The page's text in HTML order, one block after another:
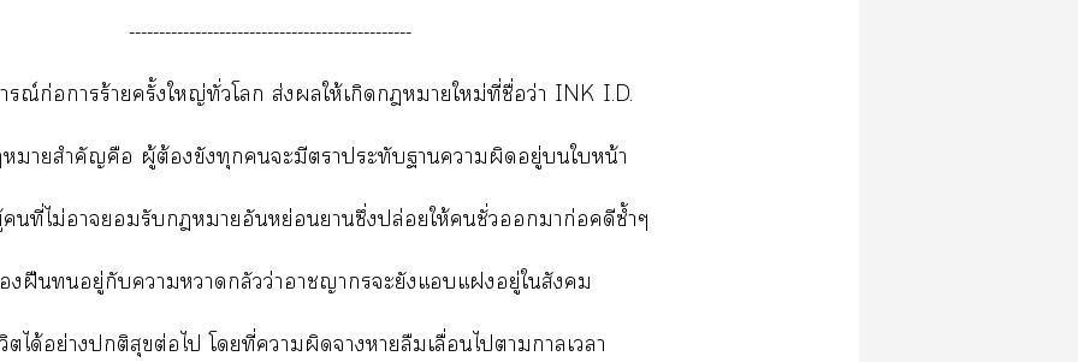
-----------------------------------------------
ารณ์ก่อการร้ายครั้งใหญ่ทั่วโ ส่งให้เกิดาใหม่ที่ชื่อว่า INK I.D.
าสำคัญคือ ผู้ต้องขังทุกะมีาประทับาาผิดอยู่ใหน้า
นที่ไม่ารับาอันหย่อนาซึ่งปล่อยให้ชั่วมาก่อคดีซ้ำๆ
งฝืนอยู่กับาหวาดกลัวว่าาาะยังแแอยู่ใสังคม
ตได้อย่างติสุขต่อไ โที่าผิดาาลืมเลื่อนไาาเา